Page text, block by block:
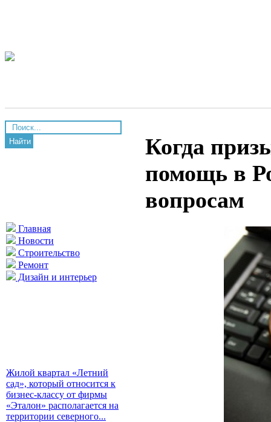
Найти
Главная
Новости
Строительство
Ремонт
Дизайн и интерьер
Жилой квартал «Летний
сад», который относится к
бизнес-классу от фирмы
«Эталон» располагается на
территории северного...
Когда
помощь в
вопросам